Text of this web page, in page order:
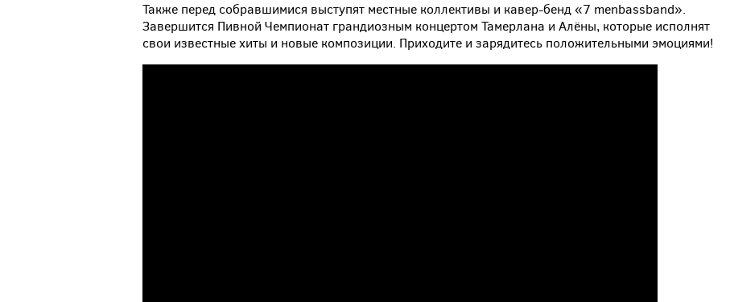
Также перед собравшимися выступят местные коллективы и кавер-бенд «7 menbassband».
Завершится Пивной Чемпионат грандиозным концертом Тамерлана и Алёны, которые исполнят
свои известные хиты и новые композиции. Приходите и зарядитесь положительными эмоциями!